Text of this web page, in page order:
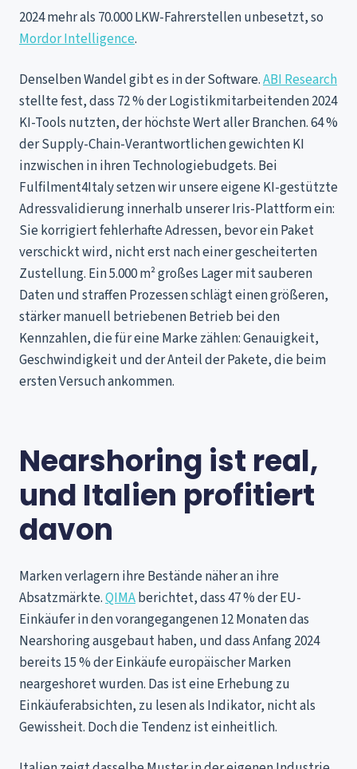
2024 mehr als 70.000 LKW-Fahrerstellen unbesetzt, so
Mordor Intelligence.
Denselben Wandel gibt es in der Software.ABI Research
stellte fest, dass 72 % der Logistikmitarbeitenden 2024
KI-Tools nutzten, der höchste Wert aller Branchen. 64 %
der Supply-Chain-Verantwortlichen gewichten KI
inzwischen in ihren Technologiebudgets. Bei
Fulfilment4Italy setzen wir unsere eigene KI-gestützte
Adressvalidierung innerhalb unserer Iris-Plattform ein:
Sie korrigiert fehlerhafte Adressen, bevor ein Paket
verschickt wird, nicht erst nach einer gescheiterten
Zustellung. Ein 5.000 m² großes Lager mit sauberen
Daten und straffen Prozessen schlägt einen größeren,
stärker manuell betriebenen Betrieb bei den
Kennzahlen, die für eine Marke zählen: Genauigkeit,
Geschwindigkeit und der Anteil der Pakete, die beim
ersten Versuch ankommen.
Nearshoring ist real,
und Italien profitiert
davon
Marken verlagern ihre Bestände näher an ihre
Absatzmärkte.QIMAberichtet, dass 47 % der EU-
Einkäufer in den vorangegangenen 12 Monaten das
Nearshoring ausgebaut haben, und dass Anfang 2024
bereits 15 % der Einkäufe europäischer Marken
neargeshoret wurden. Das ist eine Erhebung zu
Einkäuferabsichten, zu lesen als Indikator, nicht als
Gewissheit. Doch die Tendenz ist einheitlich.